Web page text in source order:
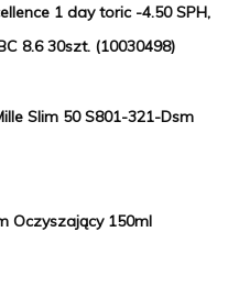
1 day toric -4.50 SPH,
8.6 30szt. (10030498)
Slim 50 S801-321-Dsm
Oczyszający 150ml